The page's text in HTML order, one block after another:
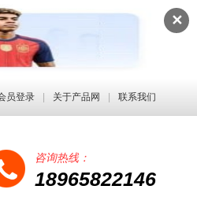
✕
员登录 关于产品网 联系我们
咨询热线：
18965822146